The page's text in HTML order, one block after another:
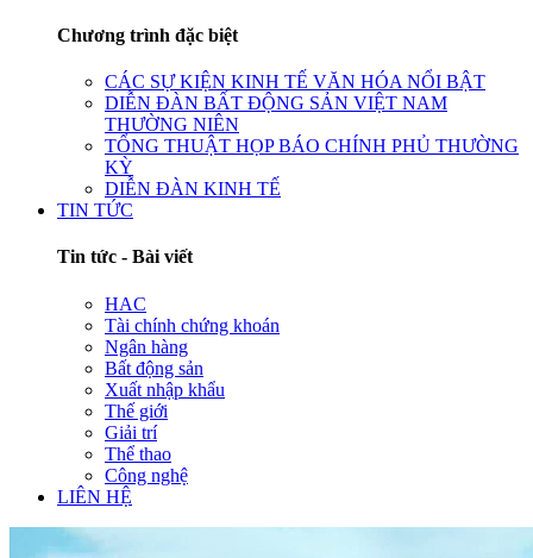
Chương trình đặc biệt
CÁC SỰ KIỆN KINH TẾ VĂN HÓA NỔI BẬT
DIỄN ĐÀN BẤT ĐỘNG SẢN VIỆT NAM
THƯỜNG NIÊN
TỔNG THUẬT HỌP BÁO CHÍNH PHỦ THƯỜNG
KỲ
DIỄN ĐÀN KINH TẾ
TIN TỨC
Tin tức - Bài viết
HAC
Tài chính chứng khoán
Ngân hàng
Bất động sản
Xuất nhập khẩu
Thế giới
Giải trí
Thể thao
Công nghệ
LIÊN HỆ